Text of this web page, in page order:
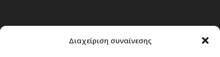
Διαχείριση συναίνεσης